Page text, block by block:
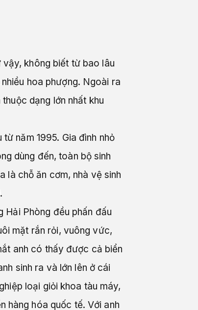
không biết từ bao lâu
hoa phượng. Ngoài ra
dạng lớn nhất khu
năm 1995. Gia đình nhỏ
dùng đến, toàn bộ sinh
là chỗ ăn cơm, nhà vệ sinh
Hải Phòng đều phấn đấu
mặt rắn rỏi, vuông vức,
anh có thấy được cả biển
sinh ra và lớn lên ở cái
loại giỏi khoa tàu máy,
hàng hóa quốc tế. Với anh